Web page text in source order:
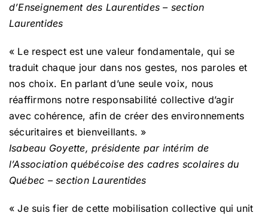
d’Enseignement des Laurentides – section
Laurentides
« Le respect est une valeur fondamentale, qui se
traduit chaque jour dans nos gestes, nos paroles et
nos choix. En parlant d’une seule voix, nous
réaffirmons notre responsabilité collective d’agir
avec cohérence, afin de créer des environnements
sécuritaires et bienveillants. »
Isabeau Goyette, présidente par intérim de
l’Association québécoise des cadres scolaires du
Québec – section Laurentides
« Je suis fier de cette mobilisation collective qui unit